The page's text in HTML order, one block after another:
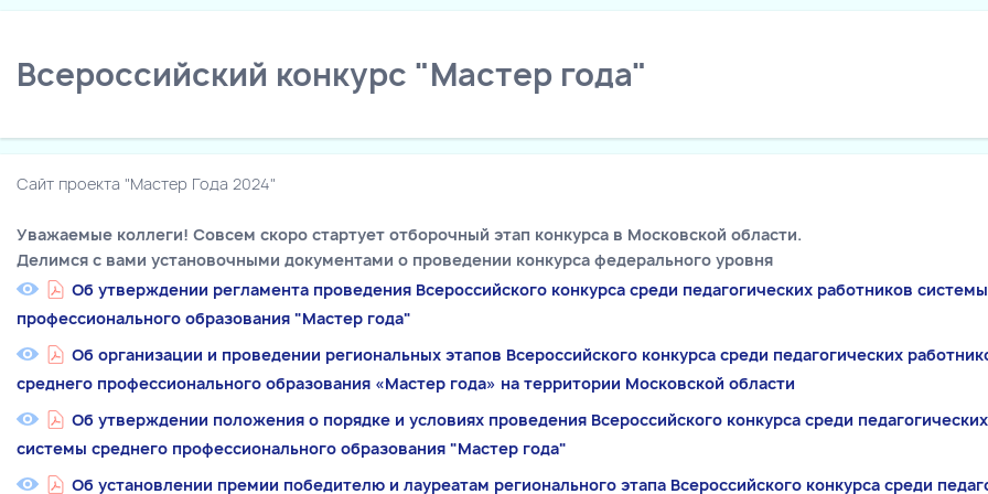
Всероссийский конкурс "Мастер года"
Сайт проекта "Мастер Года 2024"
Уважаемые коллеги! Совсем скоро стартует отборочный этап конкурса в Московской области.
Делимся с вами установочными документами о проведении конкурса федерального уровня
Об утверждении регламента проведения Всероссийского конкурса среди педагогических работников
профессионального образования "Мастер года"
Об организации и проведении региональных этапов Всероссийского конкурса среди педагогических
среднего профессионального образования «Мастер года» на территории Московской области
Об утверждении положения о порядке и условиях проведения Всероссийского конкурса среди
системы среднего профессионального образования "Мастер года"
Об установлении премии победителю и лауреатам регионального этапа Всероссийского конкурса среди